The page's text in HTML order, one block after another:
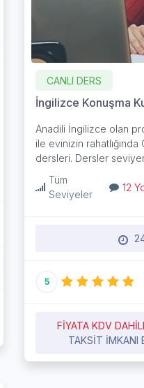
CANLI DERS
İngilizce Konuşma
Anadili İngilizce olan
ile evinizin
dersleri. Dersler
Tüm
Seviyeler
12
5
FIYATA KDV
TAKSIT IMKANI